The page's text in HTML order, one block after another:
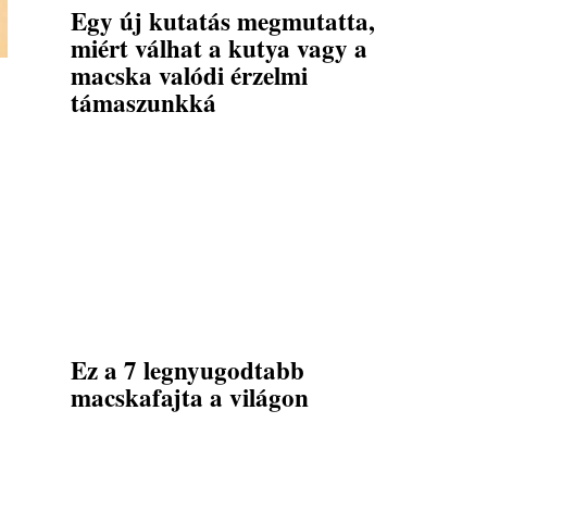
Egy új kutatás megmutatta,
miért válhat a kutya vagy a
macska valódi érzelmi
támaszunkká
Ez a 7 legnyugodtabb
macskafajta a világon